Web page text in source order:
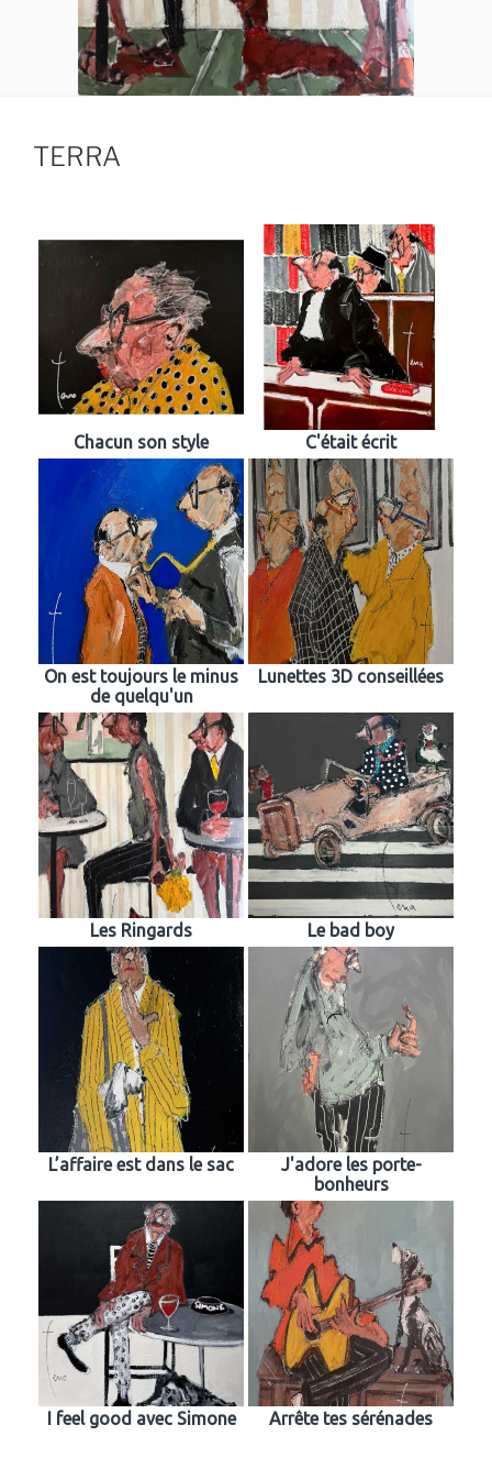
TERRA
Chacun son style C'était écrit
On est toujours le minus
de quelqu'un
Lunettes 3D conseillées
Les Ringards Le bad boy
L’affaire est dans le sac
J'adore les porte-
bonheurs
I feel good avec Simone Arrête tes sérénades